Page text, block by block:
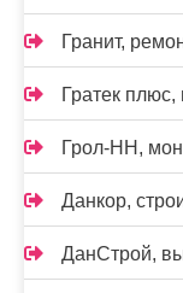
Гранит,
Гратек плюс,
Грол-НН,
Данкор,
ДанСтрой,